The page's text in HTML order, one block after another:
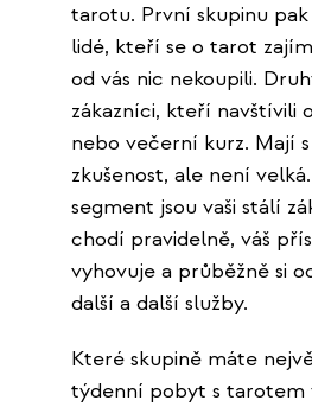
tarotu. První skupinu
lidé, kteří se o tarot
od vás nic nekoupili.
zákazníci, kteří navštívili
nebo večerní kurz. Mají
zkušenost, ale není
segment jsou vaši stálí
chodí pravidelně, váš
vyhovuje a průběžně si
další a další služby.
Které skupině máte
týdenní pobyt s tarotem